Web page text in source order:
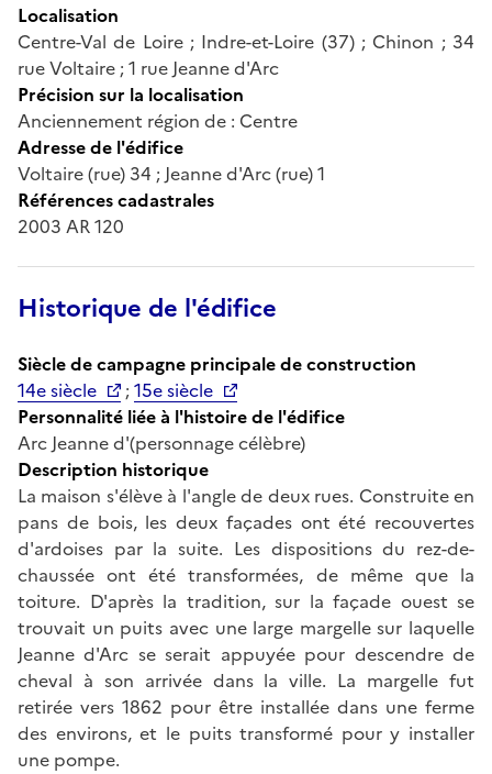
Localisation
Centre-Val de Loire ; Indre-et-Loire (37) ; Chinon ; 34
rue Voltaire ; 1 rue Jeanne d'Arc
Précision sur la localisation
Anciennement région de : Centre
Adresse de l'édifice
Voltaire (rue) 34 ; Jeanne d'Arc (rue) 1
Références cadastrales
2003 AR 120
Historique de l'édifice
Siècle de campagne principale de construction
14e siècle
;15e siècle
Personnalité liée à l'histoire de l'édifice
Arc Jeanne d'(personnage célèbre)
Description historique
La maison s'élève à l'angle de deux rues. Construite en
pans de bois, les deux façades ont été recouvertes
d'ardoises par la suite. Les dispositions du rez-de-
chaussée ont été transformées, de même que la
toiture. D'après la tradition, sur la façade ouest se
trouvait un puits avec une large margelle sur laquelle
Jeanne d'Arc se serait appuyée pour descendre de
cheval à son arrivée dans la ville. La margelle fut
retirée vers 1862 pour être installée dans une ferme
des environs, et le puits transformé pour y installer
une pompe.